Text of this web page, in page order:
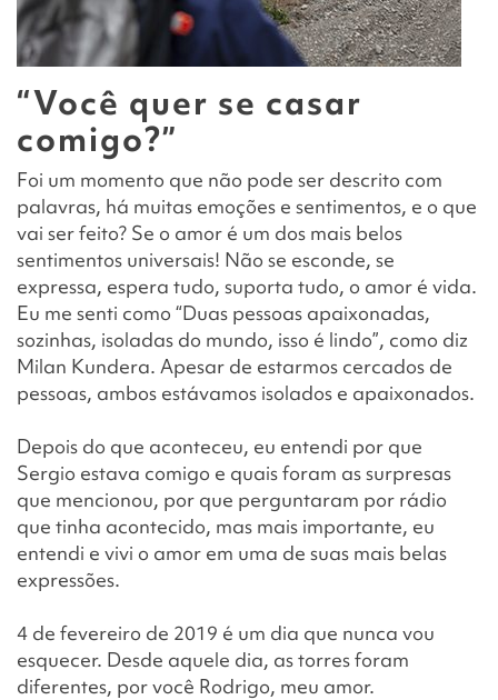
“Você quer se casar
comigo?”
Foi um momento que não pode ser descrito com
palavras, há muitas emoções e sentimentos, e o que
vai ser feito? Se o amor é um dos mais belos
sentimentos universais! Não se esconde, se
expressa, espera tudo, suporta tudo, o amor é vida.
Eu me senti como “Duas pessoas apaixonadas,
sozinhas, isoladas do mundo, isso é lindo”, como diz
Milan Kundera. Apesar de estarmos cercados de
pessoas, ambos estávamos isolados e apaixonados.
Depois do que aconteceu, eu entendi por que
Sergio estava comigo e quais foram as surpresas
que mencionou, por que perguntaram por rádio
que tinha acontecido, mas mais importante, eu
entendi e vivi o amor em uma de suas mais belas
expressões.
4 de fevereiro de 2019 é um dia que nunca vou
esquecer. Desde aquele dia, as torres foram
diferentes, por você Rodrigo, meu amor.